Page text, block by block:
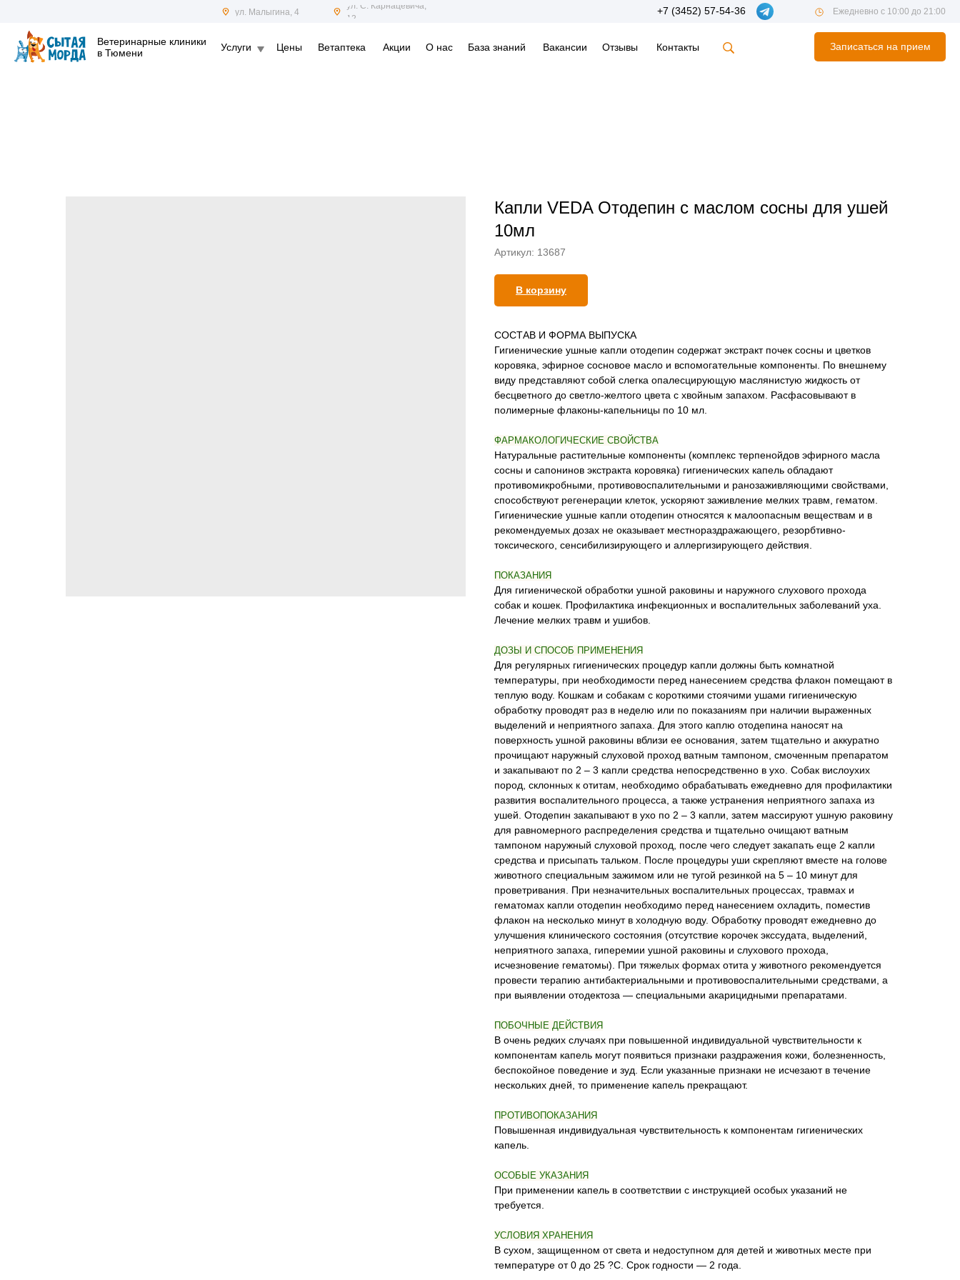
Записаться на прием
+7 (3452) 57-54-36
ул. С. Карнацевича,
12
ул. Малыгина, 4
Ветеринарные клиники
в Тюмени
Ежедневно с 10:00 до 21:00
Услуги Цены База знаний
О нас Контакты
Вакансии Отзывы
Акции
Ветаптека
Капли VEDA Отодепин с маслом сосны для ушей
10мл
Артикул: 13687
В корзину
СОСТАВ И ФОРМА ВЫПУСКА
Гигиенические ушные капли отодепин содержат экстракт почек сосны и цветков
коровяка, эфирное сосновое масло и вспомогательные компоненты. По внешнему
виду представляют собой слегка опалесцирующую маслянистую жидкость от
бесцветного до светло-желтого цвета с хвойным запахом. Расфасовывают в
полимерные флаконы-капельницы по 10 мл.
ФАРМАКОЛОГИЧЕСКИЕ СВОЙСТВА
Натуральные растительные компоненты (комплекс терпенойдов эфирного масла
сосны и сапонинов экстракта коровяка) гигиенических капель обладают
противомикробными, противовоспалительными и ранозаживляющими свойствами,
способствуют регенерации клеток, ускоряют заживление мелких травм, гематом.
Гигиенические ушные капли отодепин относятся к малоопасным веществам и в
рекомендуемых дозах не оказывает местнораздражающего, резорбтивно-
токсического, сенсибилизирующего и аллергизирующего действия.
ПОКАЗАНИЯ
Для гигиенической обработки ушной раковины и наружного слухового прохода
собак и кошек. Профилактика инфекционных и воспалительных заболеваний уха.
Лечение мелких травм и ушибов.
ДОЗЫ И СПОСОБ ПРИМЕНЕНИЯ
Для регулярных гигиенических процедур капли должны быть комнатной
температуры, при необходимости перед нанесением средства флакон помещают в
теплую воду. Кошкам и собакам с короткими стоячими ушами гигиеническую
обработку проводят раз в неделю или по показаниям при наличии выраженных
выделений и неприятного запаха. Для этого каплю отодепина наносят на
поверхность ушной раковины вблизи ее основания, затем тщательно и аккуратно
прочищают наружный слуховой проход ватным тампоном, смоченным препаратом
и закапывают по 2 – 3 капли средства непосредственно в ухо. Собак вислоухих
пород, склонных к отитам, необходимо обрабатывать ежедневно для профилактики
развития воспалительного процесса, а также устранения неприятного запаха из
ушей. Отодепин закапывают в ухо по 2 – 3 капли, затем массируют ушную раковину
для равномерного распределения средства и тщательно очищают ватным
тампоном наружный слуховой проход, после чего следует закапать еще 2 капли
средства и присыпать тальком. После процедуры уши скрепляют вместе на голове
животного специальным зажимом или не тугой резинкой на 5 – 10 минут для
проветривания. При незначительных воспалительных процессах, травмах и
гематомах капли отодепин необходимо перед нанесением охладить, поместив
флакон на несколько минут в холодную воду. Обработку проводят ежедневно до
улучшения клинического состояния (отсутствие корочек экссудата, выделений,
неприятного запаха, гиперемии ушной раковины и слухового прохода,
исчезновение гематомы). При тяжелых формах отита у животного рекомендуется
провести терапию антибактериальными и противовоспалительными средствами, а
при выявлении отодектоза — специальными акарицидными препаратами.
ПОБОЧНЫЕ ДЕЙСТВИЯ
В очень редких случаях при повышенной индивидуальной чувствительности к
компонентам капель могут появиться признаки раздражения кожи, болезненность,
беспокойное поведение и зуд. Если указанные признаки не исчезают в течение
нескольких дней, то применение капель прекращают.
ПРОТИВОПОКАЗАНИЯ
Повышенная индивидуальная чувствительность к компонентам гигиенических
капель.
ОСОБЫЕ УКАЗАНИЯ
При применении капель в соответствии с инструкцией особых указаний не
требуется.
УСЛОВИЯ ХРАНЕНИЯ
В сухом, защищенном от света и недоступном для детей и животных месте при
температуре от 0 до 25 ?С. Срок годности — 2 года.